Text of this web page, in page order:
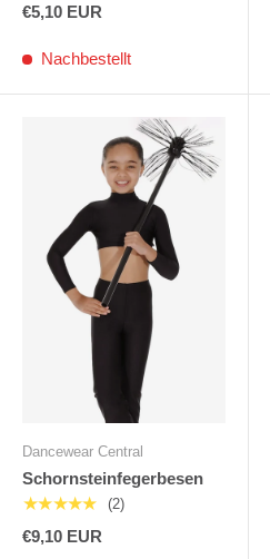
€5,10 EUR
Nachbestellt
Dancewear Central
Schornsteinfegerbesen
★★★★★ (2)
€9,10 EUR